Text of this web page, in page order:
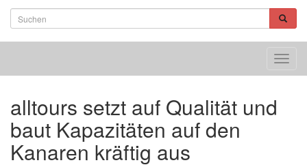
alltours setzt auf Qualität und
baut Kapazitäten auf den
Kanaren kräftig aus